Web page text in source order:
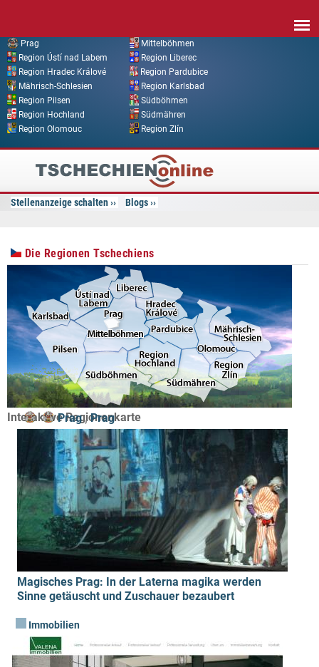
Prag
Mittelböhmen
Region Ústí nad Labem
Region Liberec
Region Hradec Králové
Region Pardubice
Mährisch-Schlesien
Region Karlsbad
Region Pilsen
Südböhmen
Region Hochland
Südmähren
Region Olomouc
Region Zlín
Tschechien
Online
Stellenanzeige schalten Blogs
Die Regionen Tschechiens
Interaktive Regionenkarte
Prag,Prag
Magisches Prag: In der Laterna magika werden
Sinne getäuscht und Zuschauer bezaubert
Immobilien